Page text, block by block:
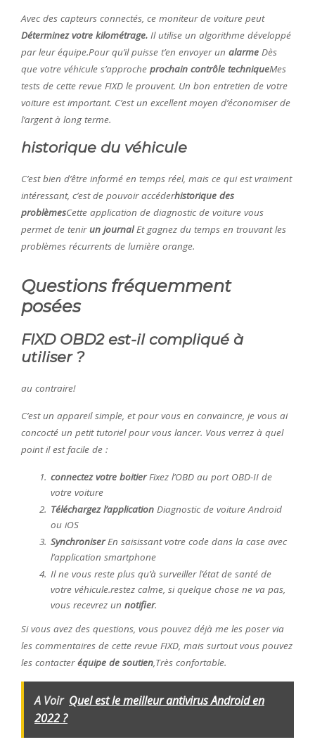
Avec des capteurs connectés, ce moniteur de voiture peut
Déterminez votre kilométrage. Il utilise un algorithme développé
par leur équipe.Pour qu’il puisse t’en envoyer un alarme Dès
que votre véhicule s’approche prochain contrôle techniqueMes
tests de cette revue FIXD le prouvent. Un bon entretien de votre
voiture est important. C’est un excellent moyen d’économiser de
l’argent à long terme.
historique du véhicule
C’est bien d’être informé en temps réel, mais ce qui est vraiment
intéressant, c’est de pouvoir accéderhistorique des
problèmesCette application de diagnostic de voiture vous
permet de tenirun journalEt gagnez du temps en trouvant les
problèmes récurrents de lumière orange.
Questions fréquemment
posées
FIXD OBD2 est-il compliqué à
utiliser ?
au contraire!
C’est un appareil simple, et pour vous en convaincre, je vous ai
concocté un petit tutoriel pour vous lancer. Vous verrez à quel
point il est facile de :
connectez votre boitierFixez l’OBD au port OBD-II de
votre voiture
Téléchargez l’application Diagnostic de voiture Android
ou iOS
SynchroniserEn saisissant votre code dans la case avec
l’application smartphone
Il ne vous reste plus qu’à surveiller l’état de santé de
votre véhicule.restez calme, si quelque chose ne va pas,
vous recevrez un notifier.
Si vous avez des questions, vous pouvez déjà me les poser via
les commentaires de cette revue FIXD, mais surtout vous pouvez
les contacteréquipe de soutien,Très confortable.
A Voir Quel est le meilleur antivirus Android en
2022 ?